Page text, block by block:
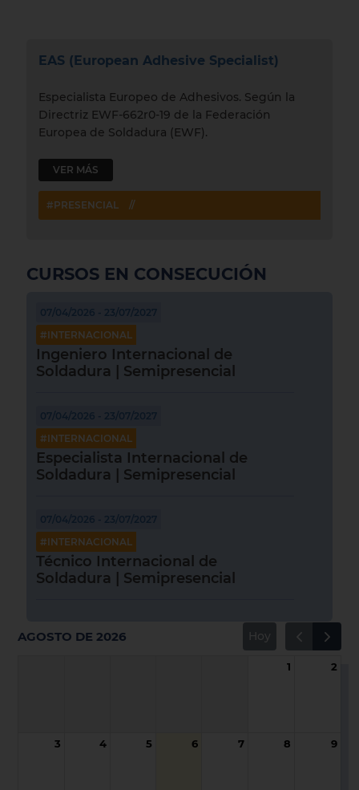
EAS (European Adhesive Specialist)
Especialista Europeo de Adhesivos. Según la
Directriz EWF-662r0-19 de la Federación
Europea de Soldadura (EWF).
VER MÁS
#PRESENCIAL //
CURSOS EN CONSECUCIÓN
07/04/2026 - 23/07/2027
#INTERNACIONAL
Ingeniero Internacional de
Soldadura | Semipresencial
07/04/2026 - 23/07/2027
#INTERNACIONAL
Especialista Internacional de
Soldadura | Semipresencial
07/04/2026 - 23/07/2027
#INTERNACIONAL
Técnico Internacional de
Soldadura | Semipresencial
AGOSTO DE 2026 Hoy
1 2
3 4 5 6 7 8 9